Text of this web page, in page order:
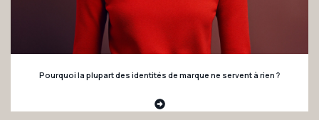
Pourquoi la plupart des identités de marque ne servent à rien ?